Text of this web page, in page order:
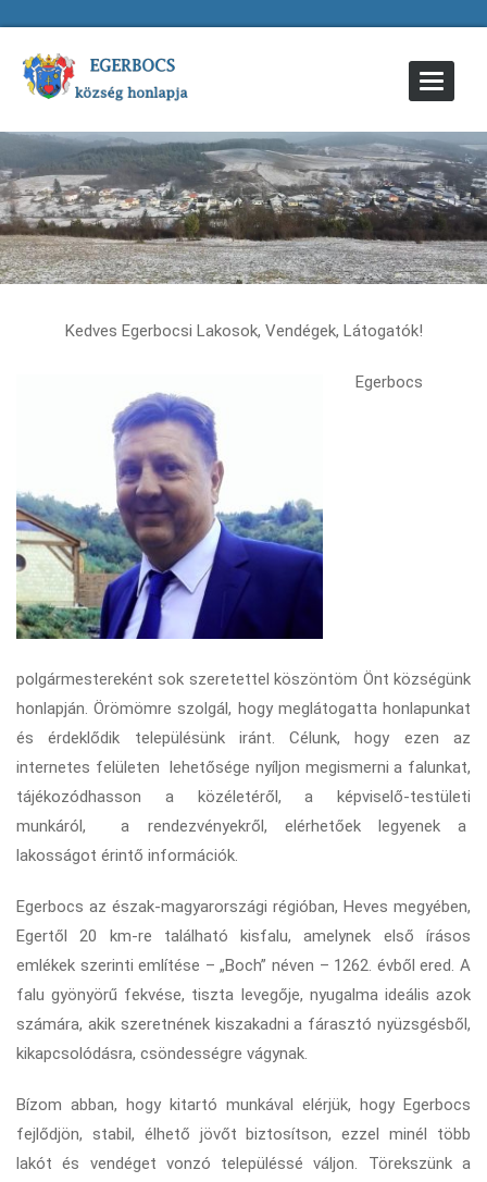
Toggle
Kedves Egerbocsi Lakosok, Vendégek, Látogatók!
Egerbocs
polgármestereként sok szeretettel köszöntöm Önt községünk
honlapján. Örömömre szolgál, hogy meglátogatta honlapunkat
és érdeklődik településünk iránt. Célunk, hogy ezen az
internetes felületen lehetősége nyíljon megismerni a falunkat,
tájékozódhasson a közéletéről, a képviselő-testületi
munkáról, a rendezvényekről, elérhetőek legyenek a
lakosságot érintő információk.
Egerbocs az észak-magyarországi régióban, Heves megyében,
Egertől 20 km-re található kisfalu, amelynek első írásos
emlékek szerinti említése – „Boch” néven – 1262. évből ered. A
falu gyönyörű fekvése, tiszta levegője, nyugalma ideális azok
számára, akik szeretnének kiszakadni a fárasztó nyüzsgésből,
kikapcsolódásra, csöndességre vágynak.
Bízom abban, hogy kitartó munkával elérjük, hogy Egerbocs
fejlődjön, stabil, élhető jövőt biztosítson, ezzel minél több
lakót és vendéget vonzó településsé váljon. Törekszünk a